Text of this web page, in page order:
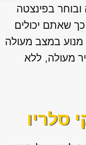
בפינצטה
שאתם יכולים
במצב מעולה
מעולה, ללא
סלריו